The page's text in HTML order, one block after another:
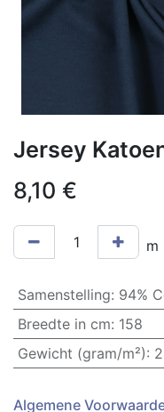
Jersey
8,10 €
m
Samenstelling: 94%
Breedte in cm: 158
Gewicht (gram/m²):
Algemene